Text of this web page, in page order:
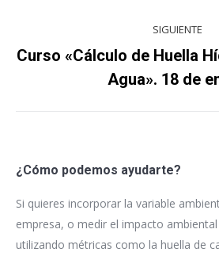
SIGUIENTE
Curso «Cálculo de Huella
Agua». 18 de
¿Cómo podemos ayudarte?
Si quieres incorporar la variable
empresa, o medir el impacto
utilizando métricas como la huella de